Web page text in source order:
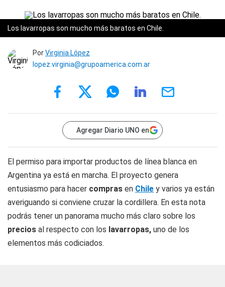
Los lavarropas son mucho más baratos en Chile.
PorVirginia López
lopez.virginia@grupoamerica.com.ar
Agregar Diario UNO en
El permiso para importar productos de línea blanca en
Argentina ya está en marcha. El proyecto genera
entusiasmo para hacer compras en Chile y varios ya están
averiguando si conviene cruzar la cordillera. En esta nota
podrás tener un panorama mucho más claro sobre los
precios al respecto con los lavarropas, uno de los
elementos más codiciados.